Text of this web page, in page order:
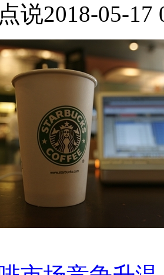
说2018-05-17